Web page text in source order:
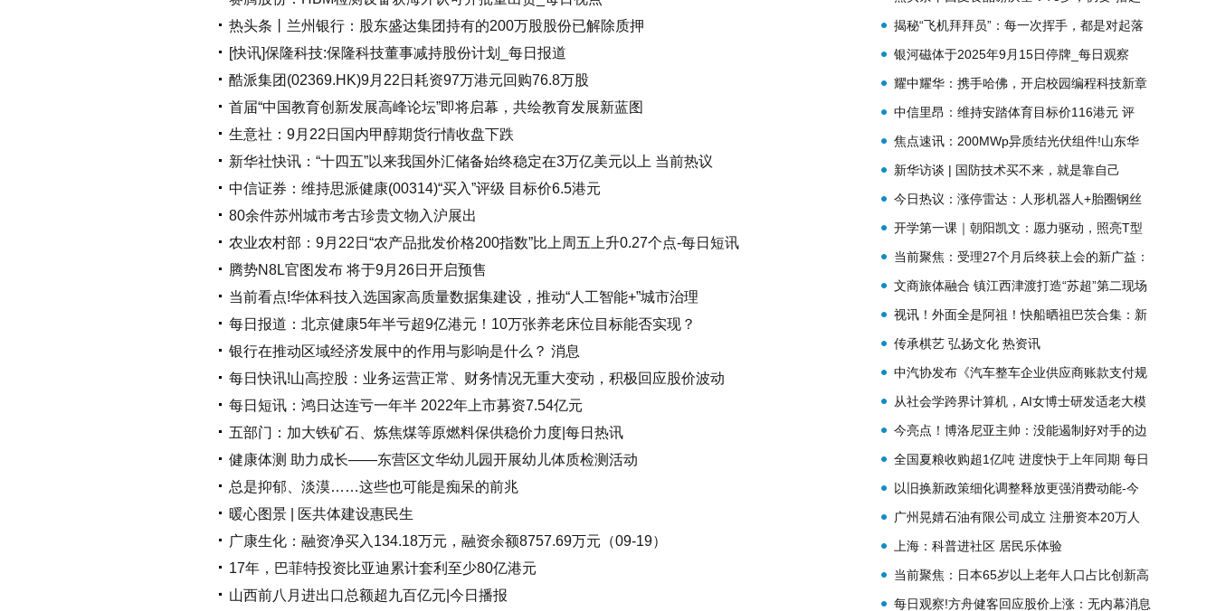
热头条丨兰州银行：股东盛达集团持有的200万股股份已解除质押
[快讯]保隆科技:保隆科技董事减持股份计划_每日报道
酷派集团(02369.HK)9月22日耗资97万港元回购76.8万股
首届“中国教育创新发展高峰论坛”即将启幕，共绘教育发展新蓝图
生意社：9月22日国内甲醇期货行情收盘下跌
新华社快讯：“十四五”以来我国外汇储备始终稳定在3万亿美元以上 当前热议
中信证券：维持思派健康(00314)“买入”评级 目标价6.5港元
80余件苏州城市考古珍贵文物入沪展出
农业农村部：9月22日“农产品批发价格200指数”比上周五上升0.27个点-每日短讯
腾势N8L官图发布 将于9月26日开启预售
当前看点!华体科技入选国家高质量数据集建设，推动“人工智能+”城市治理
每日报道：北京健康5年半亏超9亿港元！10万张养老床位目标能否实现？
银行在推动区域经济发展中的作用与影响是什么？ 消息
每日快讯!山高控股：业务运营正常、财务情况无重大变动，积极回应股价波动
每日短讯：鸿日达连亏一年半 2022年上市募资7.54亿元
五部门：加大铁矿石、炼焦煤等原燃料保供稳价力度|每日热讯
健康体测 助力成长——东营区文华幼儿园开展幼儿体质检测活动
总是抑郁、淡漠……这些也可能是痴呆的前兆
暖心图景 | 医共体建设惠民生
广康生化：融资净买入134.18万元，融资余额8757.69万元（09-19）
17年，巴菲特投资比亚迪累计套利至少80亿港元
山西前八月进出口总额超九百亿元|今日播报
袖子加油干”
揭秘“飞机拜拜员”：每一次挥手，都是对起落
平安的承诺_热门
银河磁体于2025年9月15日停牌_每日观察
耀中耀华：携手哈佛，开启校园编程科技新章
中信里昂：维持安踏体育目标价116港元 评
级“跑赢大市”|微资讯
焦点速讯：200MWp异质结光伏组件!山东华
电第二批户用分布式鲁东、鲁西标段400MW
光伏发电项目光伏组件采购项目招标公告
新华访谈 | 国防技术买不来，就是靠自己
今日热议：涨停雷达：人形机器人+胎圈钢丝
+半年报扭亏+绿色工厂 大业股份触及涨停
开学第一课｜朝阳凯文：愿力驱动，照亮T型
人才卓越成长之路
当前聚焦：受理27个月后终获上会的新广益：
单价降却毛利率升，对某客户过河拆“桥”？新
增产能难消化，能做到原料涨，利润也涨？同
行为何做不到？
文商旅体融合 镇江西津渡打造“苏超”第二现场
视讯！外面全是阿祖！快船晒祖巴茨合集：新
赛季主场揭幕战倒计时40天
传承棋艺 弘扬文化 热资讯
中汽协发布《汽车整车企业供应商账款支付规
范倡议》|焦点快播
从社会学跨界计算机，AI女博士研发适老大模
型
今亮点！博洛尼亚主帅：没能遏制好对手的边
路，单线的米兰会在意甲成功
全国夏粮收购超1亿吨 进度快于上年同期 每日
时讯
以旧换新政策细化调整释放更强消费动能-今
日关注
广州晃婧石油有限公司成立 注册资本20万人
民币_每日速读
上海：科普进社区 居民乐体验
当前聚焦：日本65岁以上老年人口占比创新高
每日观察!方舟健客回应股价上涨：无内幕消息